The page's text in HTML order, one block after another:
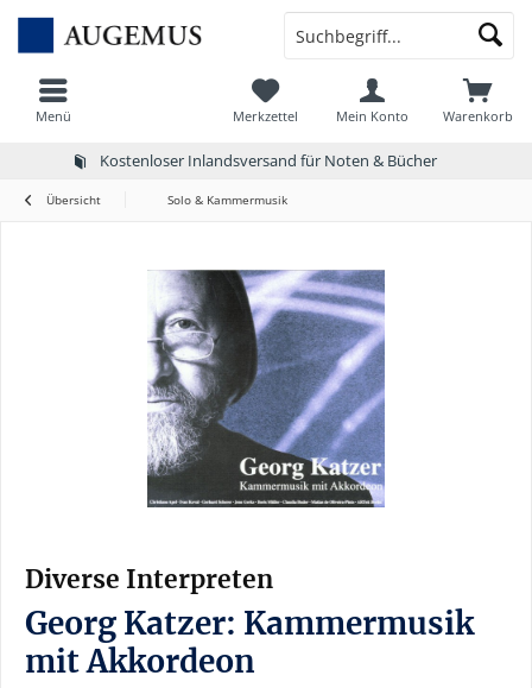
Kostenloser Inlandsversand für Noten & Bücher
Menü Warenkorb
Merkzettel Mein Konto
Übersicht Solo & Kammermusik
Diverse Interpreten
Georg Katzer: Kammermusik
mit Akkordeon